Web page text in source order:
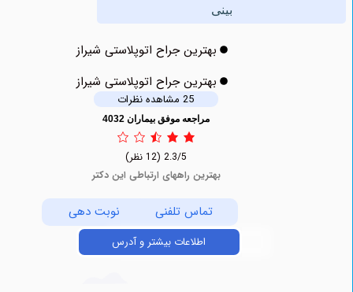
بهترین جراح اتوپلاستی شیراز
بهترین جراح اتوپلاستی شیراز
مراجعه موفق بیماران 4032
بهترین راههای ارتباطی این دکتر
تماس تلفنی نوبت دهی
اطلاعات بیشتر و آدرس